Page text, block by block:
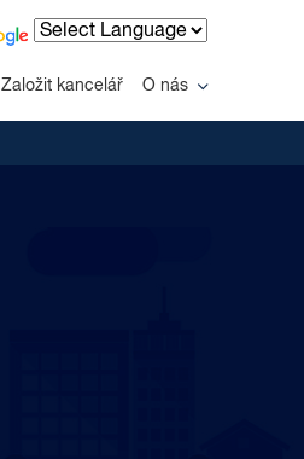
Založit kancelář O nás